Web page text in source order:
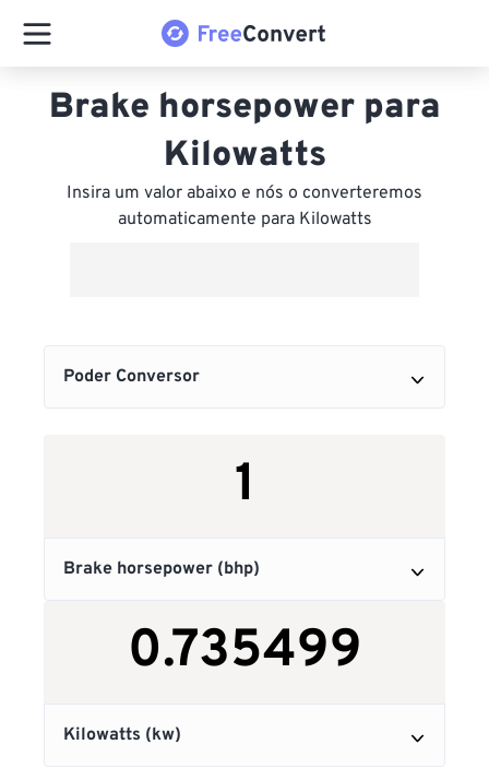
Brake horsepower para
Kilowatts
Insira um valor abaixo e nós o converteremos
automaticamente para Kilowatts